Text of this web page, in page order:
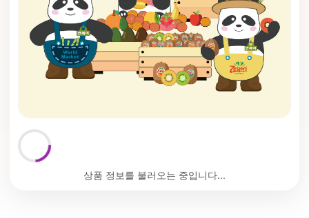
상품 정보를 불러오는 중입니다...